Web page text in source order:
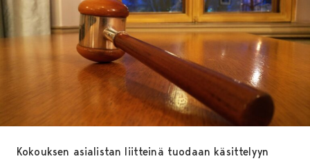
Kokouksen asialistan liitteinä tuodaan käsittelyyn